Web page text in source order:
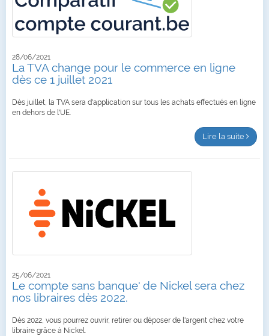
28/06/2021
La TVA change pour le commerce en ligne
dès ce 1 juillet 2021
Dès juillet, la TVA sera d'application sur tous les achats effectués en ligne
en dehors de l'UE.
Lire la suite
25/06/2021
Le compte sans banque' de Nickel sera chez
nos libraires dès 2022.
Dès 2022, vous pourrez ouvrir, retirer ou déposer de l'argent chez votre
libraire grâce à Nickel.